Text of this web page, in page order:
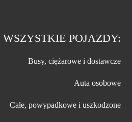
POJAZDY:
Busy, ciężarowe i dostawcze
Auta osobowe
Całe, powypadkowe i uszkodzone